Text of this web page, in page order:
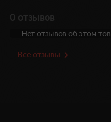
0 отзывов
Нет отзывов об этом
Все отзывы